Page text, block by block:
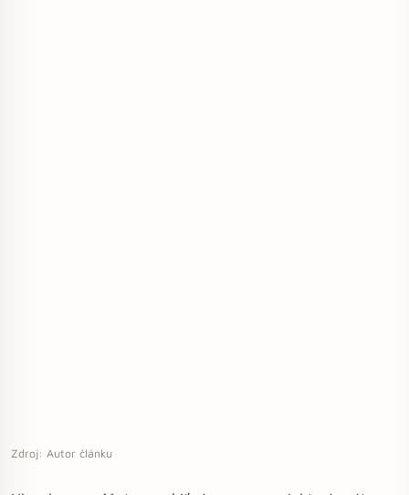
Zdroj: Autor článku